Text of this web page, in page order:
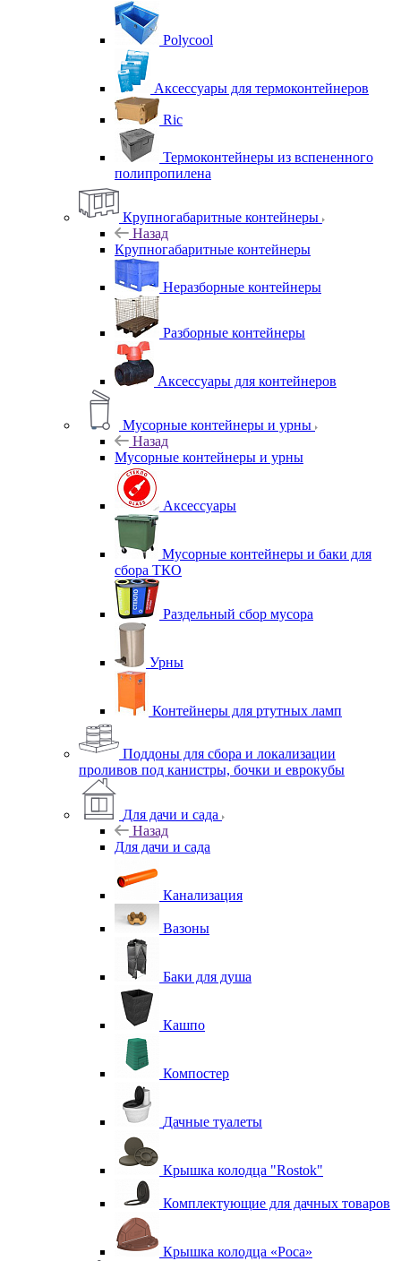
Polycool
Аксессуары для термоконтейнеров
Ric
Термоконтейнеры из вспененного
полипропилена
Крупногабаритные контейнеры
Назад
Крупногабаритные контейнеры
Неразборные контейнеры
Разборные контейнеры
Аксессуары для контейнеров
Мусорные контейнеры и урны
Назад
Мусорные контейнеры и урны
Аксессуары
Мусорные контейнеры и баки для
сбора ТКО
Раздельный сбор мусора
Урны
Контейнеры для ртутных ламп
Поддоны для сбора и локализации
проливов под канистры, бочки и еврокубы
Для дачи и сада
Назад
Для дачи и сада
Канализация
Вазоны
Баки для душа
Кашпо
Компостер
Дачные туалеты
Крышка колодца "Rostok"
Комплектующие для дачных товаров
Крышка колодца «Роса»